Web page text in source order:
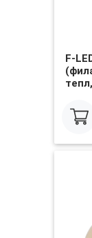
F-